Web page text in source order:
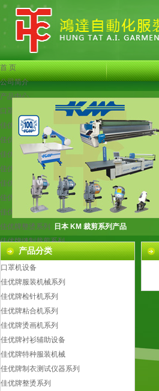
首 页
公司简介
产品中心
口罩机设备
佳优牌服装机械系列
佳优牌检针机系列
佳优牌粘合机系列
佳优牌烫画机系列
佳优牌衬衫辅助设备
佳优牌特种服装机械
佳优牌制衣测试仪器系列
佳优牌整烫系列
佳优牌缝制裁剪系列
佳优牌去污设备系列
HASHIMA日本羽岛系列产品
HASHIMA检针机系列
HASHIMA粘合机系列
HASHIMA转移印花机系列
HASHIMA分线机及其他
i.Dummy® 高效机械人体模型
KM 裁剪系列产品
SULEE台湾速利系列产品
SULEE断布机、电剪系列
日本 KM 裁剪系列产品
产品分类
口罩机设备
佳优牌服装机械系列
佳优牌检针机系列
佳优牌粘合机系列
佳优牌烫画机系列
佳优牌衬衫辅助设备
佳优牌特种服装机械
佳优牌制衣测试仪器系列
佳优牌整烫系列